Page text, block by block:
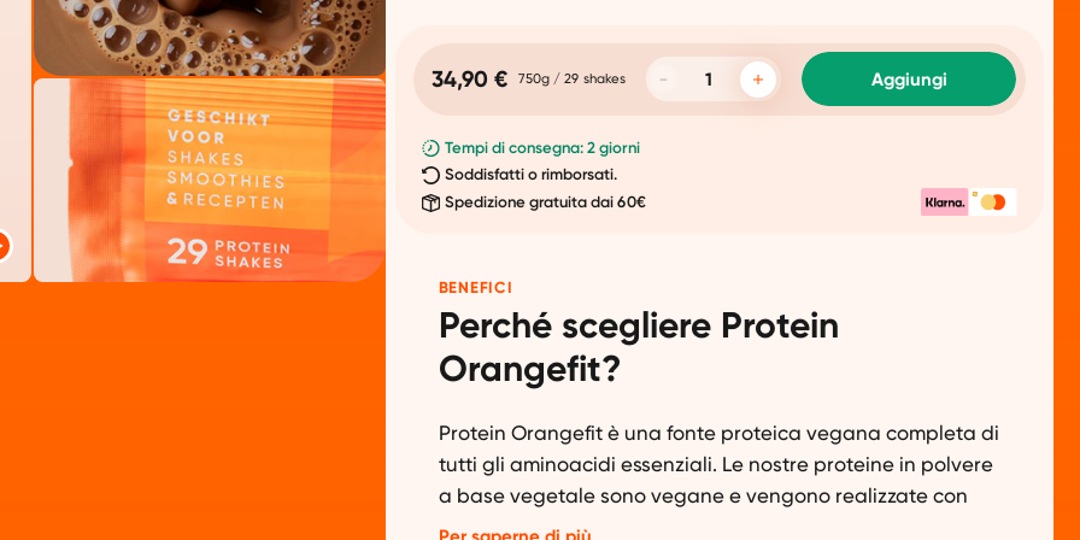
34,90 € 750g / 29 shakes Aggiungi
Tempi di consegna: 2 giorni
Soddisfatti o rimborsati.
Spedizione gratuita dai 60€
BENEFICI
Perché scegliere Protein
Orangefit?
Protein Orangefit è una fonte proteica vegana completa di
tutti gli aminoacidi essenziali. Le nostre proteine in polvere
a base vegetale sono vegane e vengono realizzate con
ingredienti salutari. Il pisello giallo spezzato è il